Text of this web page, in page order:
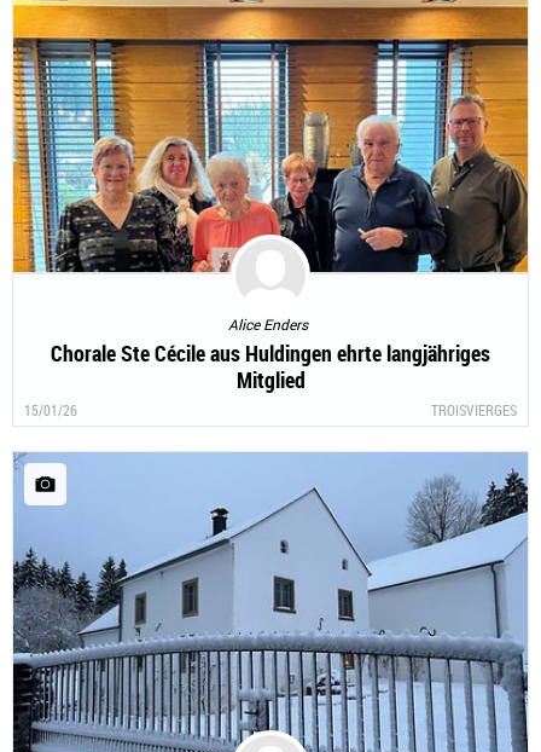
Alice Enders
Chorale Ste Cécile aus Huldingen ehrte langjähriges
Mitglied
15/01/26 TROISVIERGES